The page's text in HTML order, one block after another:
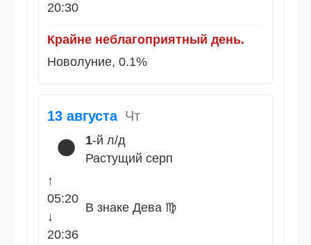
20:30
Крайне неблагоприятный день.
Новолуние, 0.1%
13 августа Чт
🌑 1-й л/д
Растущий серп
↑
05:20
↓
20:36
В знаке Дева ♍